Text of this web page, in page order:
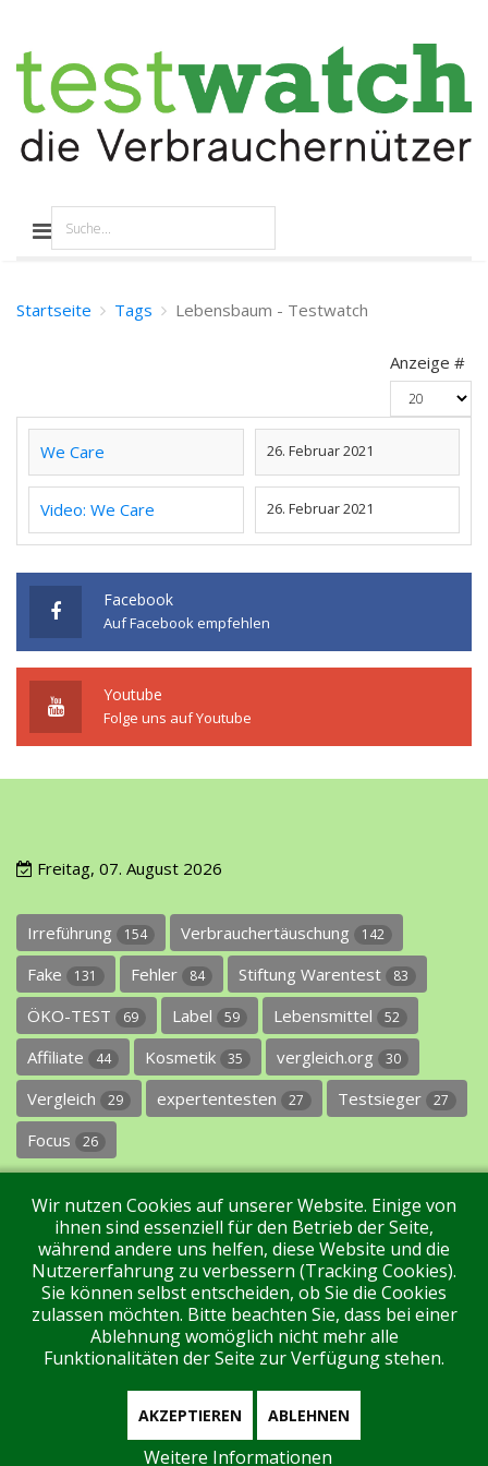
Startseite Tags Lebensbaum - Testwatch
Anzeige #
We Care 26. Februar 2021
Video: We Care 26. Februar 2021
Facebook
Auf Facebook empfehlen
Youtube
Folge uns auf Youtube
Freitag, 07. August 2026
Irreführung 154 Verbrauchertäuschung 142
Fake 131 Fehler 84 Stiftung Warentest 83
ÖKO-TEST 69 Label 59 Lebensmittel 52
Affiliate 44 Kosmetik 35 vergleich.org 30
Vergleich 29 expertentesten 27 Testsieger 27
Focus 26
Impressum Datenschutz Über uns Kontakt
Tags Unterstützen Sie uns! Login
Aktuell sind 104 Gäste und keine Mitglieder online
Wir nutzen Cookies auf unserer Website. Einige von
ihnen sind essenziell für den Betrieb der Seite,
während andere uns helfen, diese Website und die
Nutzererfahrung zu verbessern (Tracking Cookies).
Sie können selbst entscheiden, ob Sie die Cookies
zulassen möchten. Bitte beachten Sie, dass bei einer
Ablehnung womöglich nicht mehr alle
Funktionalitäten der Seite zur Verfügung stehen.
AKZEPTIEREN ABLEHNEN
Weitere Informationen